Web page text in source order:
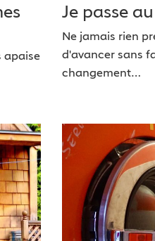
apaise
Je passe
Ne jamais rien
d'avancer sans
changement…